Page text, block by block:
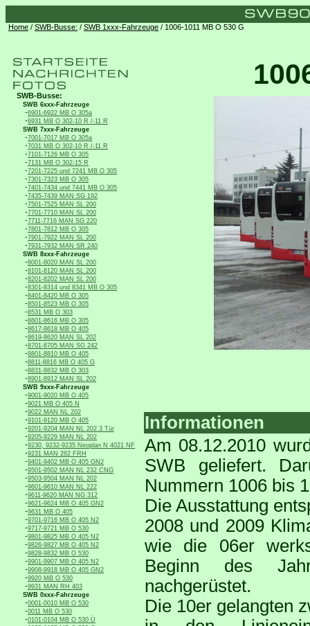
Home / SWB-Busse: / SWB 1xxx-Fahrzeuge / 1006-1011 MB O 530 G
SWB-Busse:
SWB 6xxx-Fahrzeuge
-6901-6922 MB O 305a
-6931 MB O 302-10 R /-11 R
SWB 7xxx-Fahrzeuge
-7001-7017 MB O 305a
-7031 MB O 302-10 R /-11 R
-7101-7126 MB O 305
-7131 MB O 302-15 R
-7201-7225 und 7241 MB O 305
-7301-7323 MB O 305
-7401-7434 und 7441 MB O 305
-7435-7439 MAN SG 192
-7501-7525 MAN SL 200
-7701-7710 MAN SL 200
-7711-7716 MAN SG 220
-7801-7812 MB O 305
-7901-7922 MAN SL 200
-7931-7932 MAN SR 240
SWB 8xxx-Fahrzeuge
-8001-8020 MAN SL 200
-8101-8120 MAN SL 200
-8201-8202 MAN SL 200
-8301-8314 und 8341 MB O 305
-8401-8420 MB O 305
-8501-8523 MB O 305
-8531 MB O 303
-8601-8616 MB O 305
-8617-8618 MB O 405
-8619-8620 MAN SL 202
-8701-8705 MAN SG 242
-8801-8810 MB O 405
-8811-8816 MB O 405 G
-8831-8832 MB O 303
-8901-8912 MAN SL 202
SWB 9xxx-Fahrzeuge
-9001-9020 MB O 405
-9021 MB O 405 N
-9022 MAN NL 202
-9101-9120 MB O 405
-9201-9204 MAN NL 202 3 Tür
-9205-9229 MAN NL 202
-9230, 9232-9235 Neoplan N 4021 NF
-9231 MAN 262 FRH
-9401-9402 MB O 405 GN2
-9501-9502 MAN NL 232 CNG
-9503-9504 MAN NL 202
-9601-9610 MAN NL 222
-9611-9620 MAN NG 312
-9621-9624 MB O 405 GN2
-9631 MB O 405
-9701-9716 MB O 405 N2
-9717-9721 MB O 530
-9801-9825 MB O 405 N2
-9826-9827 MB O 405 N2
-9828-9832 MB O 530
-9901-9907 MB O 405 N2
-9908-9918 MB O 405 GN2
-9920 MB O 530
-9931 MAN RH 403
SWB 0xxx-Fahrzeuge
-0001-0010 MB O 530
-0011 MB O 530
-0101-0104 MB O 530 Ü
Informationen
Am 08.12.2010
SWB geliefert.
Nummern 1006 bis
Die Ausstattung
2008 und 2009
wie die 06er
Beginn des
nachgerüstet.
Die 10er gelangten